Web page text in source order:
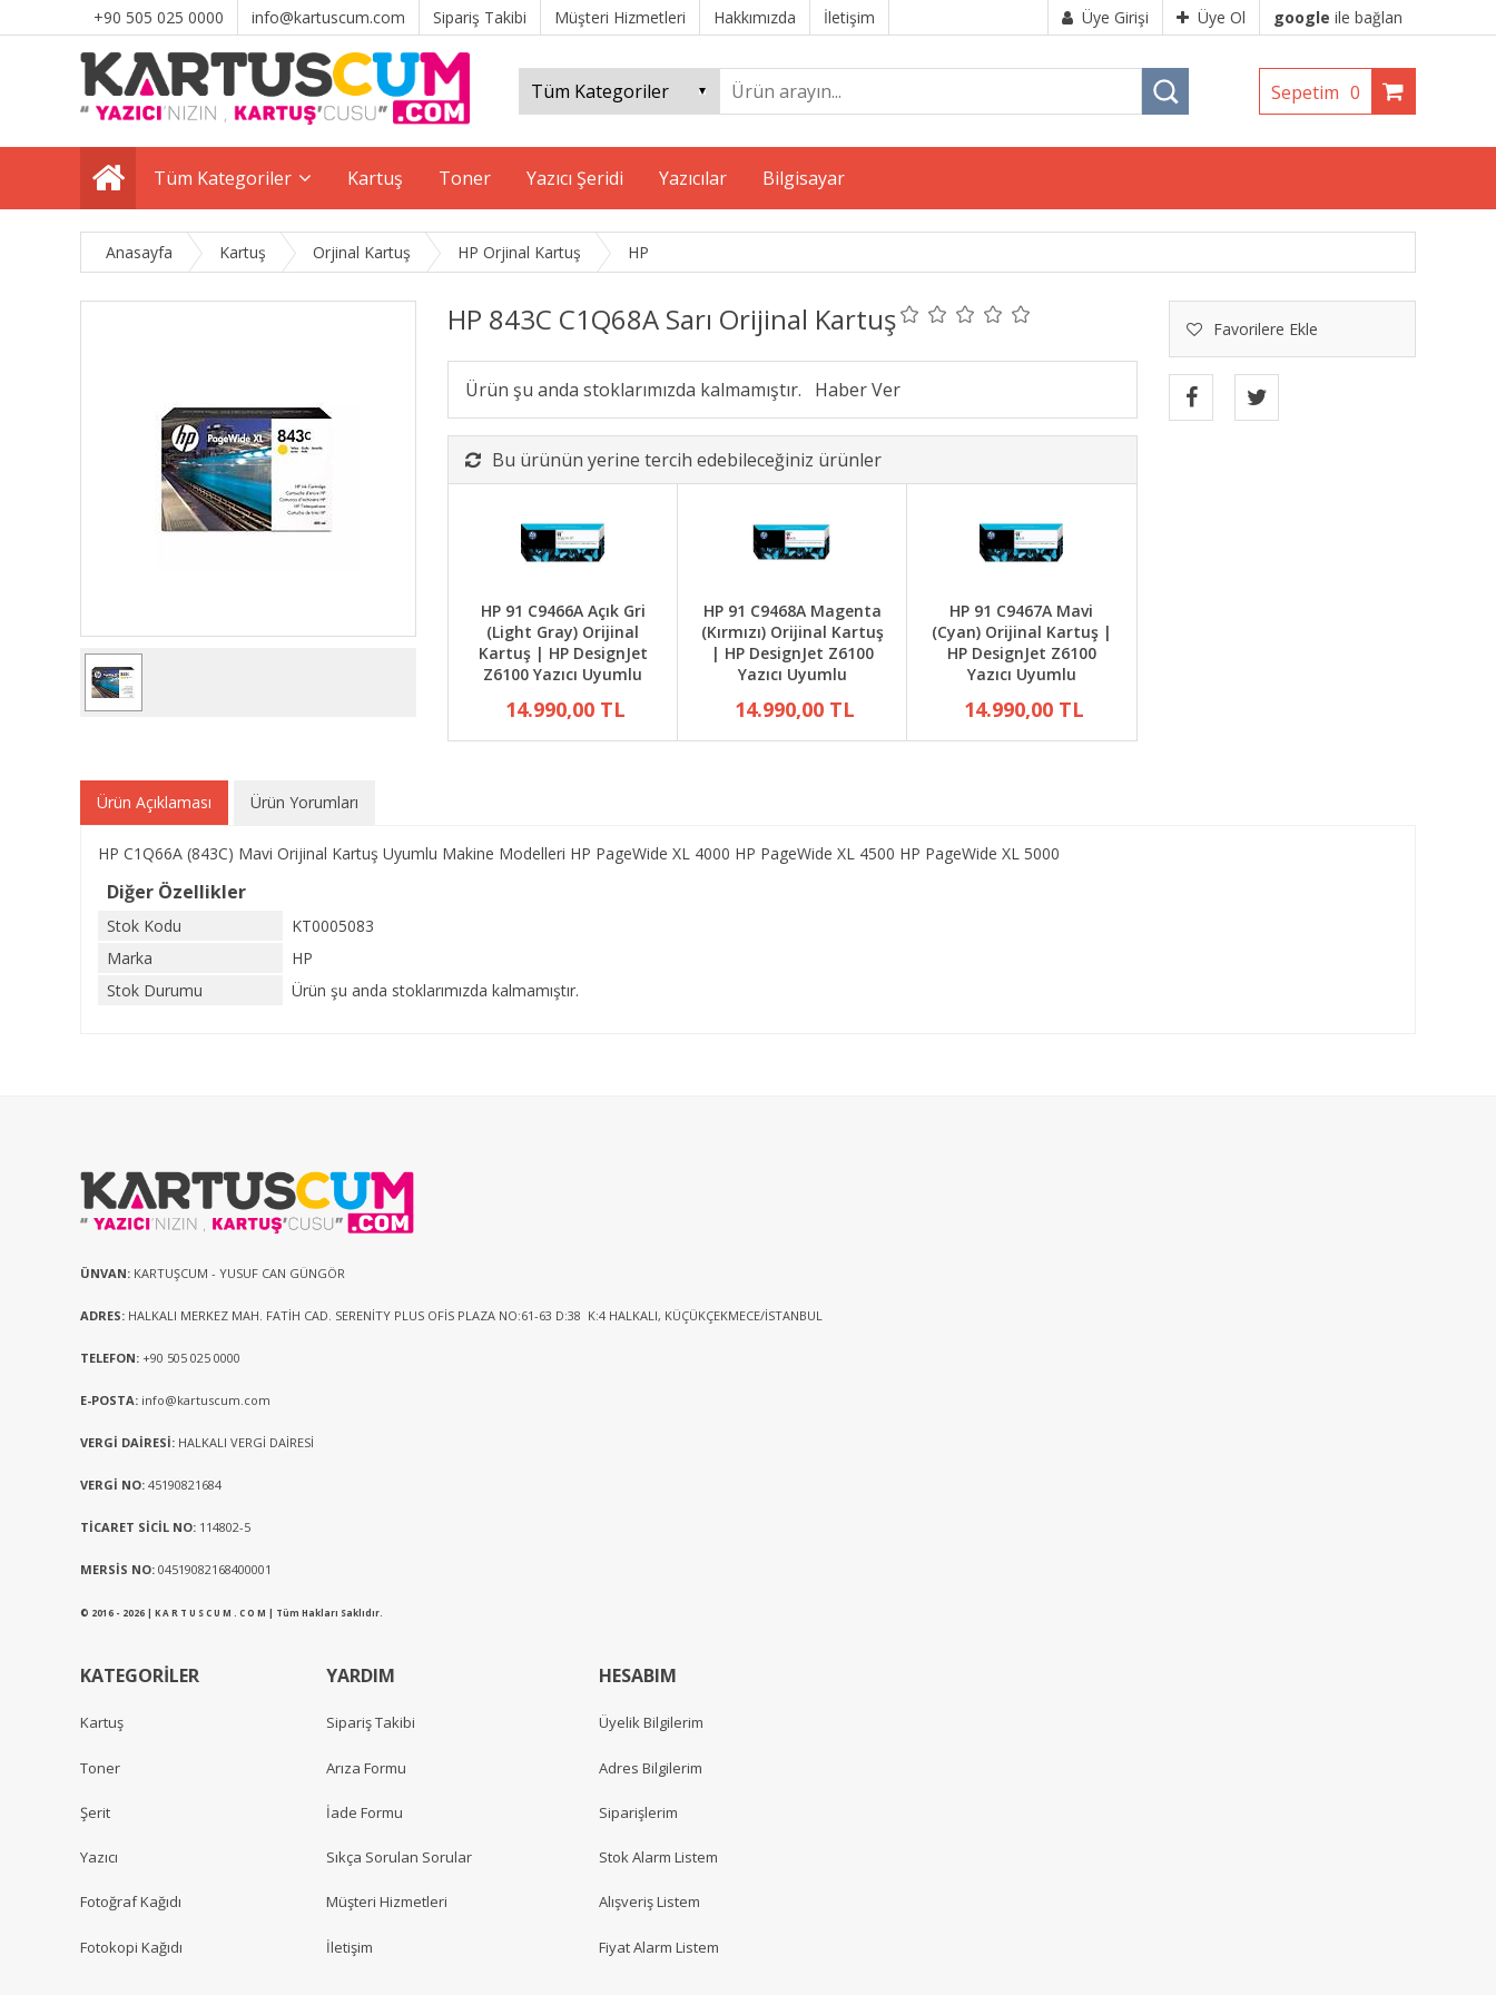
+90 505 025 0000 info@kartuscum.com Sipariş Takibi Müşteri Hizmetleri Hakkımızda İletişim Üye Girişi Üye Ol google ile bağlan
Sepetim 0
Tüm Kategoriler Kartuş Toner Yazıcı Şeridi Yazıcılar Bilgisayar
Anasayfa Kartuş Orjinal Kartuş HP Orjinal Kartuş HP
HP 843C C1Q68A Sarı Orijinal Kartuş Favorilere Ekle
Ürün şu anda stoklarımızda kalmamıştır.
Bu ürünün yerine tercih edebileceğiniz ürünler
HP 91 C9466A Açık Gri
(Light Gray) Orijinal
Kartuş | HP DesignJet
Z6100 Yazıcı Uyumlu
14.990,00 TL
HP 91 C9468A Magenta
(Kırmızı) Orijinal Kartuş
| HP DesignJet Z6100
Yazıcı Uyumlu
14.990,00 TL
HP 91 C9467A Mavi
(Cyan) Orijinal Kartuş |
HP DesignJet Z6100
Yazıcı Uyumlu
14.990,00 TL
Ürün Açıklaması Ürün Yorumları
HP C1Q66A (843C) Mavi Orijinal Kartuş Uyumlu Makine Modelleri HP PageWide XL 4000 HP PageWide XL 4500 HP PageWide XL 5000
Diğer Özellikler
Stok Kodu
KT0005083
Marka
HP
Stok Durumu
Ürün şu anda stoklarımızda kalmamıştır.
ÜNVAN: KARTUŞCUM - YUSUF CAN GÜNGÖR
ADRES: HALKALI MERKEZ MAH. FATİH CAD. SERENİTY PLUS OFİS PLAZA NO:61-63 D:38 K:4 HALKALI, KÜÇÜKÇEKMECE/İSTANBUL
TELEFON: +90 505 025 0000
E-POSTA: info@kartuscum.com
VERGİ DAİRESİ: HALKALI VERGİ DAİRESİ
VERGİ NO: 45190821684
TİCARET SİCİL NO: 114802-5
MERSİS NO: 04519082168400001
© 2016 - 2026 | K A R T U S C U M . C O M | Tüm Hakları Saklıdır.
KATEGORİLER
Kartuş
Toner
Şerit
Yazıcı
Fotoğraf Kağıdı
Fotokopi Kağıdı
YARDIM
Sipariş Takibi
Arıza Formu
İade Formu
Sıkça Sorulan Sorular
Müşteri Hizmetleri
İletişim
HESABIM
Üyelik Bilgilerim
Adres Bilgilerim
Siparişlerim
Stok Alarm Listem
Alışveriş Listem
Fiyat Alarm Listem